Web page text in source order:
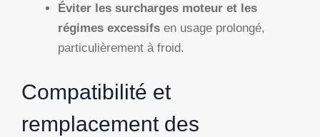
Éviter les surcharges moteur et les
régimes excessifs en usage prolongé,
particulièrement à froid.
Compatibilité et
remplacement des